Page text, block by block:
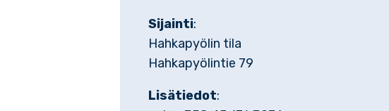
Sijainti:
Hahkapyölin tila
Hahkapyölintie 79
Lisätiedot: